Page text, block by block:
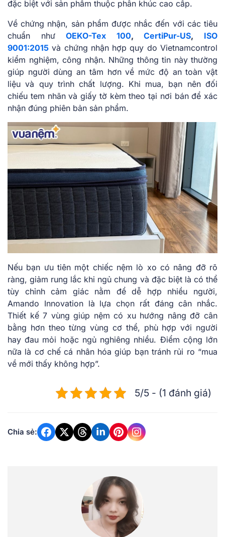
đặc biệt với sản phẩm thuộc phân khúc cao cấp.
Về chứng nhận, sản phẩm được nhắc đến với các tiêu
chuẩn nhưOEKO-Tex 100,CertiPur-US, ISO
9001:2015 và chứng nhận hợp quy do Vietnamcontrol
kiểm nghiệm, công nhận. Những thông tin này thường
giúp người dùng an tâm hơn về mức độ an toàn vật
liệu và quy trình chất lượng. Khi mua, bạn nên đối
chiếu tem nhãn và giấy tờ kèm theo tại nơi bán để xác
nhận đúng phiên bản sản phẩm.
Nếu bạn ưu tiên một chiếc nệm lò xo có nâng đỡ rõ
ràng, giảm rung lắc khi ngủ chung và đặc biệt là có thể
tùy chỉnh cảm giác nằm để dễ hợp nhiều người,
Amando Innovation là lựa chọn rất đáng cân nhắc.
Thiết kế 7 vùng giúp nệm có xu hướng nâng đỡ cân
bằng hơn theo từng vùng cơ thể, phù hợp với người
hay đau mỏi hoặc ngủ nghiêng nhiều. Điểm cộng lớn
nữa là cơ chế cá nhân hóa giúp bạn tránh rủi ro “mua
về mới thấy không hợp”.
5/5 - (1 đánh giá)
Chia sẻ: